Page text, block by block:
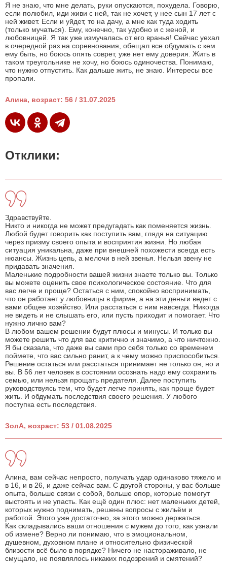
Я не знаю, что мне делать, руки опускаются, похудела. Говорю,
если полюбил, иди живи с ней, так не хочет, у нее сын 17 лет с
ней живет. Если и уйдет, то на дачу, а мне как туда ходить
(только мучаться). Ему, конечно, так удобно и с женой, и
любовницей. Я так уже измучалась от его вранья! Сейчас уехал
в очередной раз на соревнования, обещал все обдумать с кем
ему быть, но боюсь опять соврет, уже нет ему доверия. Жить в
таком треугольнике не хочу, но боюсь одиночества. Понимаю,
что нужно отпустить. Как дальше жить, не знаю. Интересы все
пропали.
Алина, возраст: 56 / 31.07.2025
Отклики:
Здравствуйте.
Никто и никогда не может предугадать как поменяется жизнь.
Любой будет говорить как поступить вам, глядя на ситуацию
через призму своего опыта и восприятия жизни. Но любая
ситуация уникальна, даже при внешней похожести всегда есть
нюансы. Жизнь цепь, а мелочи в ней звенья. Нельзя звену не
придавать значения.
Маленькие подробности вашей жизни знаете только вы. Только
вы можете оценить свое психологическое состояние. Что для
вас легче и проще? Остаться с ним, спокойно воспринимать,
что он работает у любовницы в фирме, а на эти деньги ведет с
вами общее хозяйство. Или расстаться с ним навсегда. Никогда
не видеть и не слышать его, или пусть приходит и помогает. Что
нужно лично вам?
В любом вашем решении будут плюсы и минусы. И только вы
можете решить что для вас критично и значимо, а что ничтожно.
Я бы сказала, что даже вы сами про себя только со временем
поймете, что вас сильно ранит, а к чему можно приспособиться.
Решение остаться или расстаться принимает не только он, но и
вы. В 56 лет человек в состоянии осознать надо ему сохранить
семью, или нельзя прощать предателя. Далее поступить
руководствуясь тем, что будет легче принять, как проще будет
жить. И обдумать последствия своего решения. У любого
поступка есть последствия.
ЗолА, возраст: 53 / 01.08.2025
Алина, вам сейчас непросто, получать удар одинаково тяжело и
в 16, и в 26, и даже сейчас вам. С другой стороны, у вас больше
опыта, больше связи с собой, больше опор, которые помогут
выстоять и не упасть. Как ещё один плюс: нет маленьких детей,
которых нужно поднимать, решены вопросы с жильём и
работой. Этого уже достаточно, за этого можно держаться.
Как складывались ваши отношения с мужем до того, как узнали
об измене? Верно ли понимаю, что в эмоциональном,
душевном, духовном плане и относительно физической
близости всё было в порядке? Ничего не настораживало, не
смущало, не появлялось никаких подозрений и смятений?